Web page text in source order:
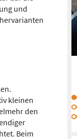
und
kleinen
den
Beim